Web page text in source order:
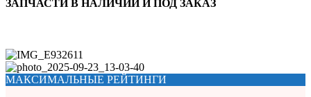
ЗАПЧАСТИ В НАЛИЧИИ И ПОД ЗАКАЗ
МАКСИМАЛЬНЫЕ РЕЙТИНГИ